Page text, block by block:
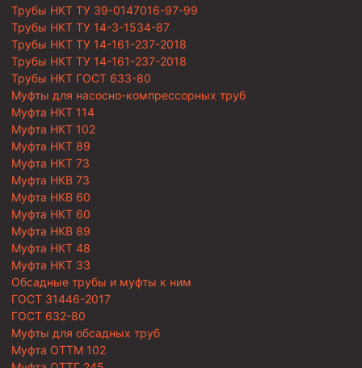
Трубы НКТ ТУ 39-0147016-97-99
Трубы НКТ ТУ 14-3-1534-87
Трубы НКТ ТУ 14-161-237-2018
Трубы НКТ ТУ 14-161-237-2018
Трубы НКТ ГОСТ 633-80
Муфты для насосно-компрессорных труб
Муфта НКТ 114
Муфта НКТ 102
Муфта НКТ 89
Муфта НКТ 73
Муфта НКВ 73
Муфта НКВ 60
Муфта НКТ 60
Муфта НКВ 89
Муфта НКТ 48
Муфта НКТ 33
Обсадные трубы и муфты к ним
ГОСТ 31446-2017
ГОСТ 632-80
Муфты для обсадных труб
Муфта ОТТМ 102